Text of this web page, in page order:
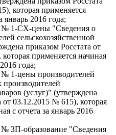
которая применяется
январь 2016 года;
№ 1-СХ-цены "Сведения о
сельскохозяйственной
приказом Росстата от
применяется начиная
года;
№ 1-цены производителей
(услуг)" (утверждена
от 03.12.2015 № 615), которая
с отчета за январь 2016
№ ЗП-образование "Сведения